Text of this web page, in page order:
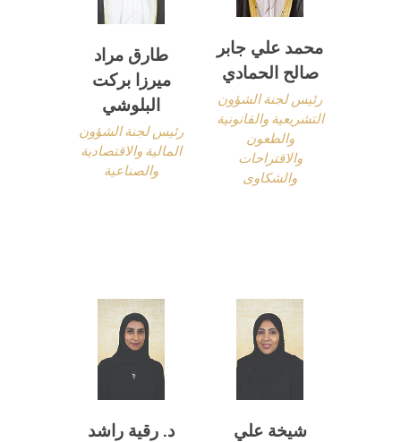
محمد علي جابر
صالح الحمادي
رئيس لجنة الشؤون
التشريعية والقانونية
والطعون
والاقتراحات
والشكاوى
طارق مراد
ميرزا بركت
البلوشي
رئيس لجنة الشؤون
المالية والاقتصادية
والصناعية
شيخة علي
د. رقية راشد